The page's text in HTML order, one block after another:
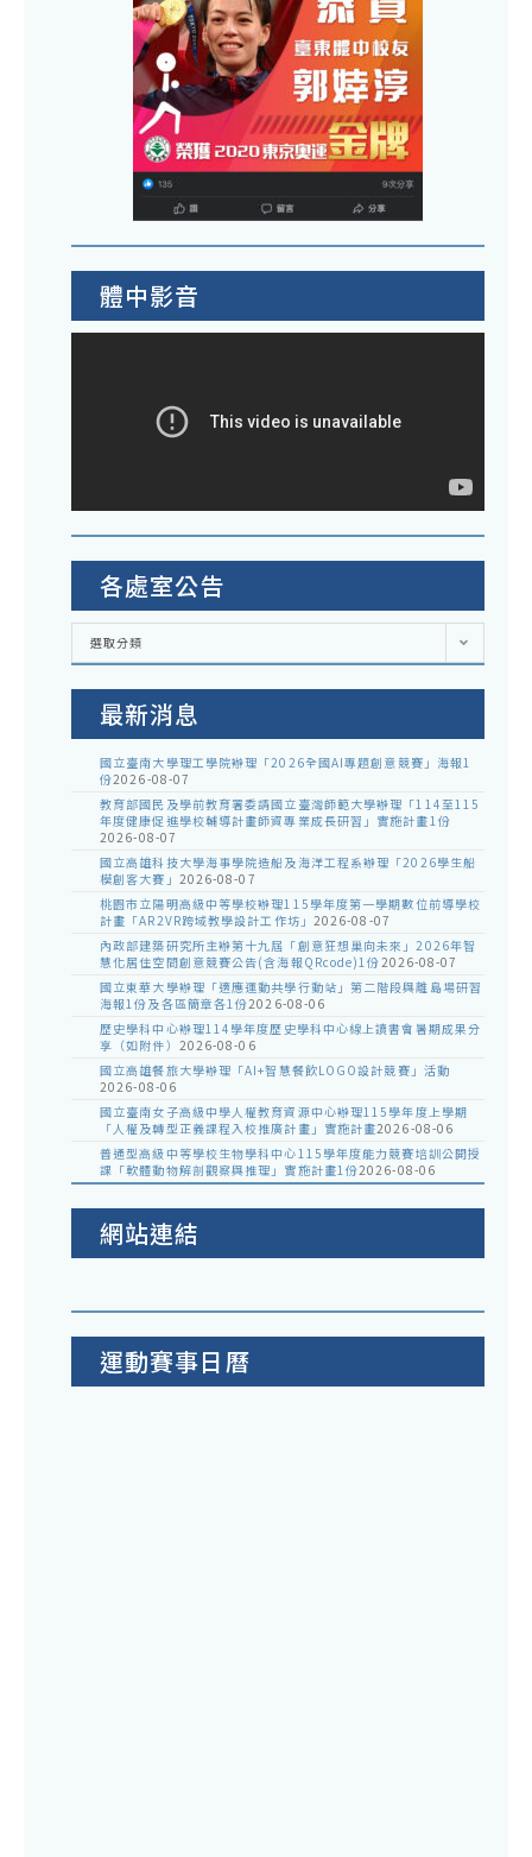
體中影音
各處室公告
各
室
選取分類
最新消息
國立臺南大學理工學院辦理「2026全國AI專題創意競賽」海報1
份2026-08-07
教育部國民及學前教育署委請國立臺灣師範大學辦理「114至115
年度健康促進學校輔導計畫師資專業成長研習」實施計畫1份
2026-08-07
國立高雄科技大學海事學院造船及海洋工程系辦理「2026學生船
模創客大賽」 2026-08-07
桃園市立陽明高級中等學校辦理115學年度第一學期數位前導學校
計畫「AR2VR跨域教學設計工作坊」 2026-08-07
內政部建築研究所主辦第十九屆「創意狂想巢向未來」2026年智
慧化居住空間創意競賽公告(含海報QRcode)1份2026-08-07
國立東華大學辦理「適應運動共學行動站」第二階段與離島場研習
海報1份及各區簡章各1份2026-08-06
歷史學科中心辦理114學年度歷史學科中心線上讀書會暑期成果分
享（如附件） 2026-08-06
國立高雄餐旅大學辦理「AI+智慧餐飲LOGO設計競賽」活動
2026-08-06
國立臺南女子高級中學人權教育資源中心辦理115學年度上學期
「人權及轉型正義課程入校推廣計畫」實施計畫2026-08-06
普通型高級中等學校生物學科中心115學年度能力競賽培訓公開授
課「軟體動物解剖觀察與推理」實施計畫1份2026-08-06
網站連結
運動賽事日曆